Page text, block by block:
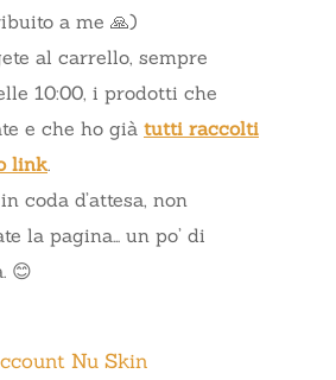
a me 🙏)
al carrello, sempre
10:00, i prodotti che
e che ho già tutti raccolti
link.
coda d’attesa, non
la pagina… un po’ di
😊
Nu Skin